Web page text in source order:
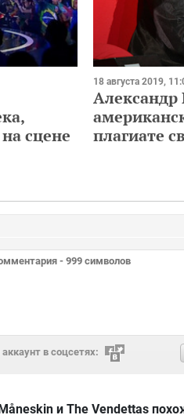
сцене
18 августа 2019,
плагиате
в соцсетях:
и The Vendettas